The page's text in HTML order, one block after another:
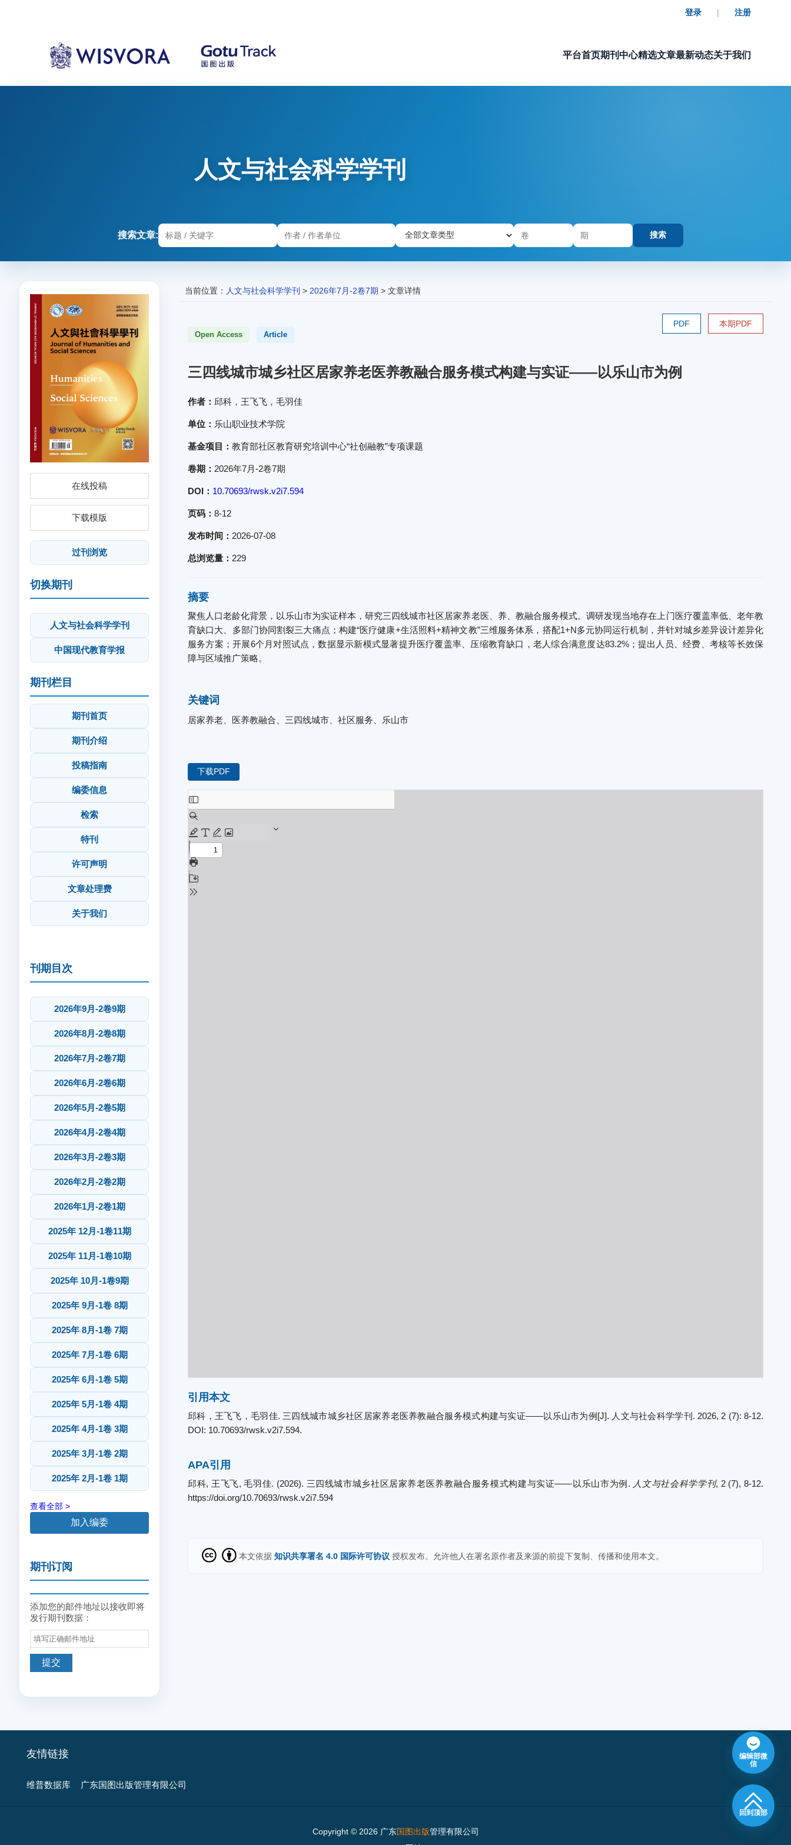
登录 | 注册
平台首页期刊中心精选文章最新动态关于我们
人文与社会科学学刊
搜索文章:
在线投稿
下载模版
过刊浏览
切换期刊
人文与社会科学学刊
中国现代教育学报
期刊栏目
期刊首页
期刊介绍
投稿指南
编委信息
检索
特刊
许可声明
文章处理费
关于我们
刊期目次
2026年9月-2卷9期
2026年8月-2卷8期
2026年7月-2卷7期
2026年6月-2卷6期
2026年5月-2卷5期
2026年4月-2卷4期
2026年3月-2卷3期
2026年2月-2卷2期
2026年1月-2卷1期
2025年 12月-1卷11期
2025年 11月-1卷10期
2025年 10月-1卷9期
2025年 9月-1卷 8期
2025年 8月-1卷 7期
2025年 7月-1卷 6期
2025年 6月-1卷 5期
2025年 5月-1卷 4期
2025年 4月-1卷 3期
2025年 3月-1卷 2期
2025年 2月-1卷 1期
查看全部 >
加入编委
期刊订阅
添加您的邮件地址以接收即将
发行期刊数据：
当前位置： 人文与社会科学学刊 > 2026年7月-2卷7期 > 文章详情
PDF 本期PDF
Open Access Article
三四线城市城乡社区居家养老医养教融合服务模式构建与实证——以乐山市为例
作者： 邱科，王飞飞，毛羽佳
单位： 乐山职业技术学院
基金项目： 教育部社区教育研究培训中心“社创融教”专项课题
卷期： 2026年7月-2卷7期
DOI： 10.70693/rwsk.v2i7.594
页码： 8-12
发布时间： 2026-07-08
总浏览量： 229
摘要
聚焦人口老龄化背景，以乐山市为实证样本，研究三四线城市社区居家养老医、养、教融合服务模式。调研发现当地存在上门医疗覆盖率低、老年教
育缺口大、多部门协同割裂三大痛点；构建“医疗健康+生活照料+精神文教”三维服务体系，搭配1+N多元协同运行机制，并针对城乡差异设计差异化
服务方案；开展6个月对照试点，数据显示新模式显著提升医疗覆盖率、压缩教育缺口，老人综合满意度达83.2%；提出人员、经费、考核等长效保
障与区域推广策略。
关键词
居家养老、医养教融合、三四线城市、社区服务、乐山市
下载PDF
引用本文
邱科，王飞飞，毛羽佳. 三四线城市城乡社区居家养老医养教融合服务模式构建与实证——以乐山市为例[J]. 人文与社会科学学刊. 2026, 2 (7): 8-12.
DOI: 10.70693/rwsk.v2i7.594.
APA引用
邱科, 王飞飞, 毛羽佳. (2026). 三四线城市城乡社区居家养老医养教融合服务模式构建与实证——以乐山市为例. 人文与社会科学学刊, 2 (7), 8-12.
https://doi.org/10.70693/rwsk.v2i7.594
本文依据知识共享署名 4.0 国际许可协议授权发布。允许他人在署名原作者及来源的前提下复制、传播和使用本文。
友情链接
维普数据库 广东国图出版管理有限公司
Copyright © 2026 广东国图出版管理有限公司
编辑部微
信
回到顶部